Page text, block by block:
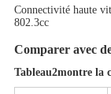
Connectivité haute
802.3cc
Comparer avec
Tableau2montre la